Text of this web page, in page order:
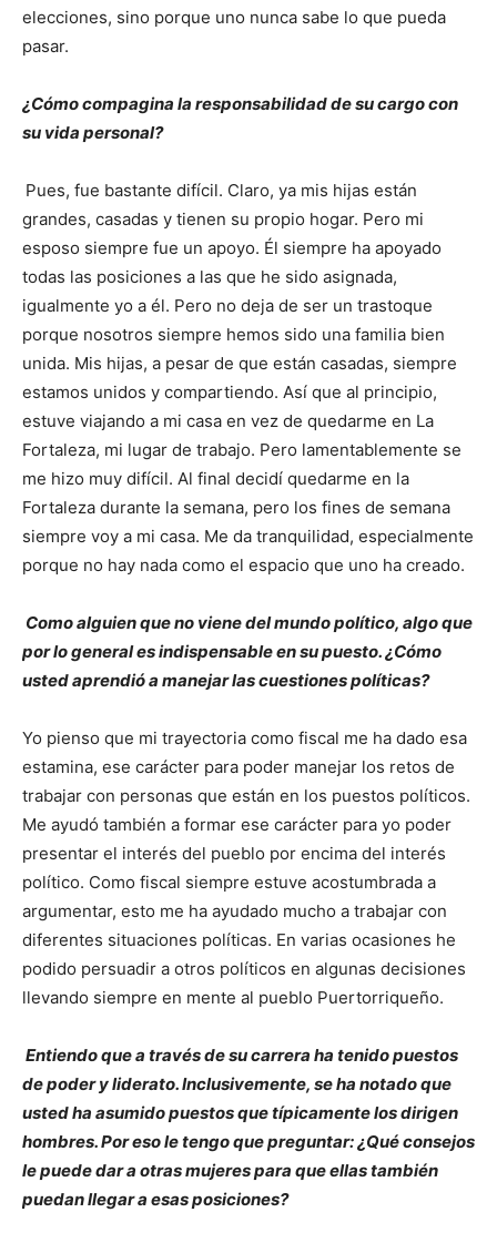
elecciones, sino porque uno nunca sabe lo que pueda
pasar.
¿Cómo compagina la responsabilidad de su cargo con
su vida personal?
Pues, fue bastante difícil. Claro, ya mis hijas están
grandes, casadas y tienen su propio hogar. Pero mi
esposo siempre fue un apoyo. Él siempre ha apoyado
todas las posiciones a las que he sido asignada,
igualmente yo a él. Pero no deja de ser un trastoque
porque nosotros siempre hemos sido una familia bien
unida. Mis hijas, a pesar de que están casadas, siempre
estamos unidos y compartiendo. Así que al principio,
estuve viajando a mi casa en vez de quedarme en La
Fortaleza, mi lugar de trabajo. Pero lamentablemente se
me hizo muy difícil. Al final decidí quedarme en la
Fortaleza durante la semana, pero los fines de semana
siempre voy a mi casa. Me da tranquilidad, especialmente
porque no hay nada como el espacio que uno ha creado.
Como alguien que no viene del mundo político, algo que
por lo general es indispensable en su puesto. ¿Cómo
usted aprendió a manejar las cuestiones políticas?
Yo pienso que mi trayectoria como fiscal me ha dado esa
estamina, ese carácter para poder manejar los retos de
trabajar con personas que están en los puestos políticos.
Me ayudó también a formar ese carácter para yo poder
presentar el interés del pueblo por encima del interés
político. Como fiscal siempre estuve acostumbrada a
argumentar, esto me ha ayudado mucho a trabajar con
diferentes situaciones políticas. En varias ocasiones he
podido persuadir a otros políticos en algunas decisiones
llevando siempre en mente al pueblo Puertorriqueño.
Entiendo que a través de su carrera ha tenido puestos
de poder y liderato. Inclusivemente, se ha notado que
usted ha asumido puestos que típicamente los dirigen
hombres. Por eso le tengo que preguntar: ¿Qué consejos
le puede dar a otras mujeres para que ellas también
puedan llegar a esas posiciones?